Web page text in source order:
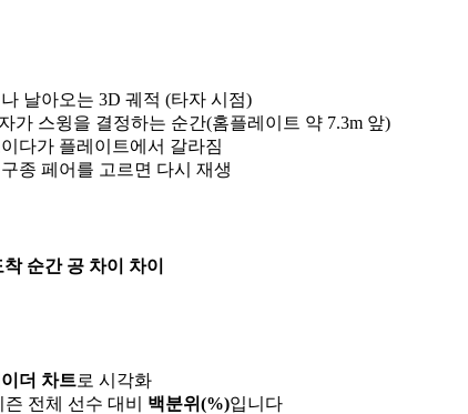
날아오는 3D 궤적 (타자 시점)
가 스윙을 결정하는 순간(홈플레이트 약 7.3m 앞)
다가 플레이트에서 갈라짐
종 페어를 고르면 다시 재생
착 순간 공 차이
차이
더 차트로 시각화
전체 선수 대비 백분위(%)입니다